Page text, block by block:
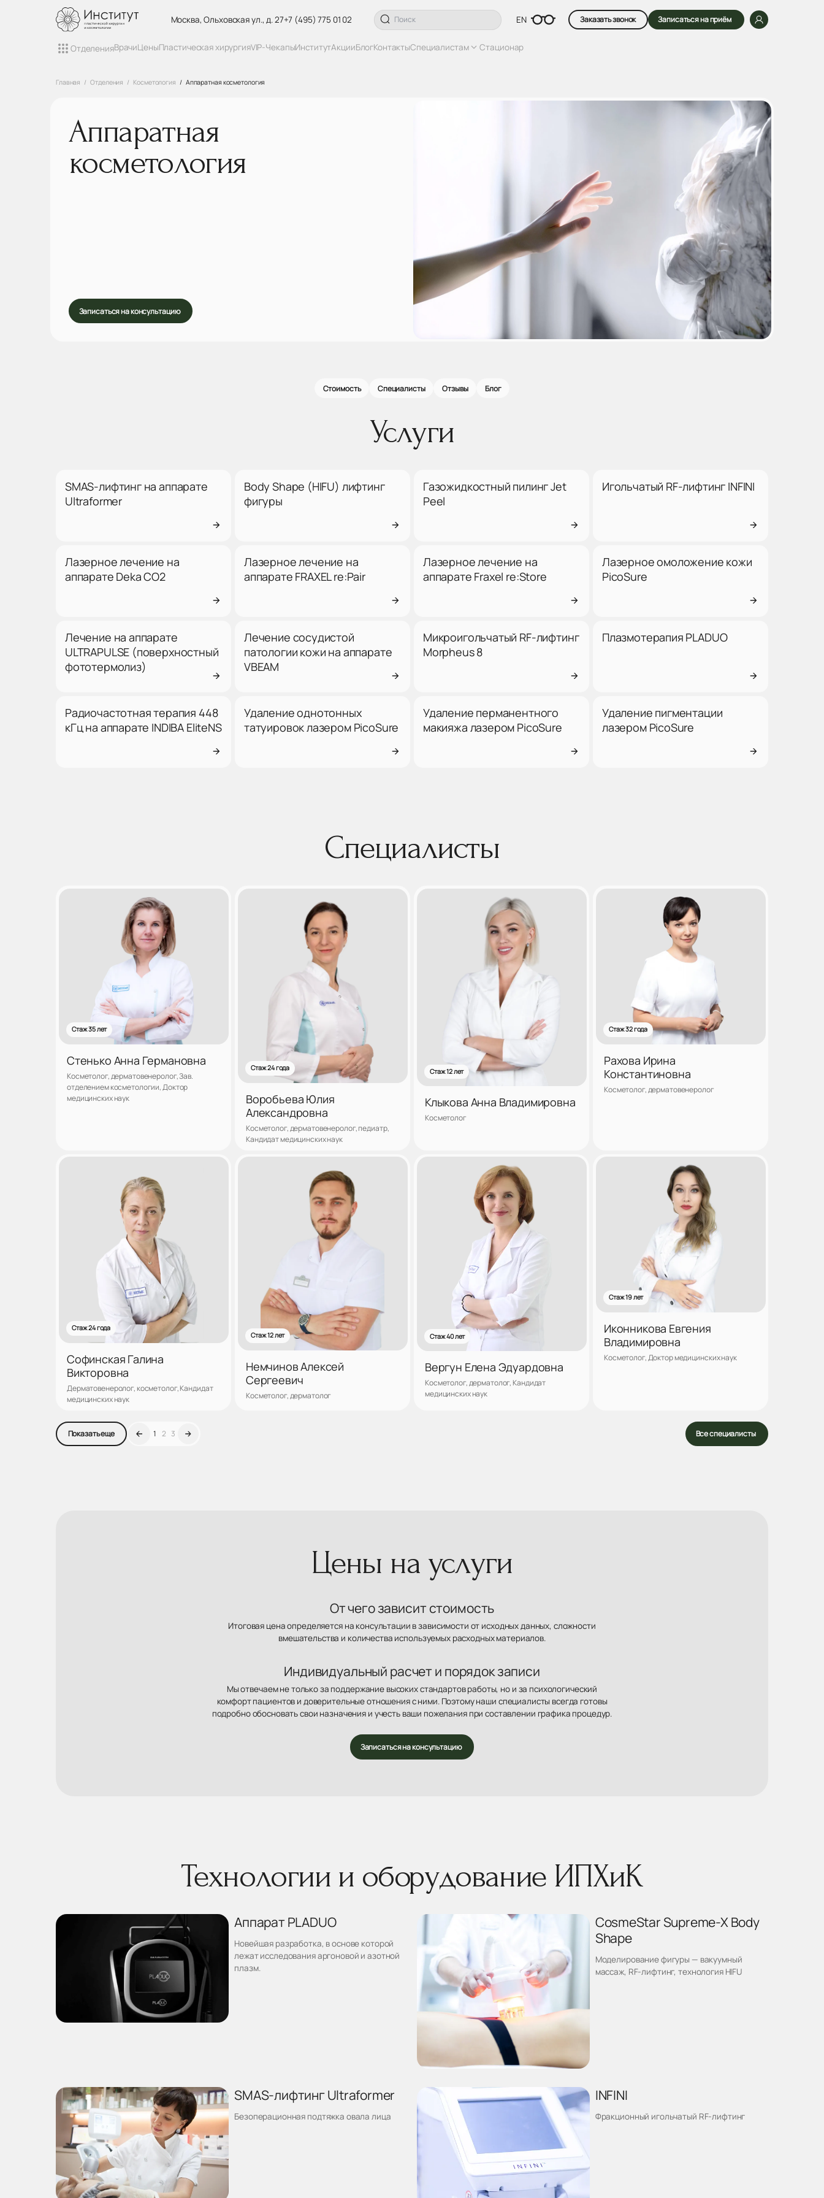
Москва, Ольховская ул., д. 27+7 (495) 775 01 02 EN Заказать звонок Записаться на приём
ОтделенияВрачиЦеныПластическая хирургияVIP-ЧекапыИнститутАкцииБлогКонтактыСпециалистам Стационар
Главная Отделения Косметология Аппаратная косметология
Аппаратная
косметология
Записаться на консультацию
Стоимость Специалисты Отзывы Блог
Услуги
SMAS-лифтинг на аппарате
Ultraformer
Body Shape (HIFU) лифтинг
фигуры
Газожидкостный пилинг Jet
Peel
Игольчатый RF-лифтинг INFINI
Лазерное лечение на
аппарате Deka CO2
Лазерное лечение на
аппарате FRAXEL re:Pair
Лазерное лечение на
аппарате Fraxel re:Store
Лазерное омоложение кожи
PicoSure
Лечение на аппарате
ULTRAPULSE (поверхностный
фототермолиз)
Лечение сосудистой
патологии кожи на аппарате
VBEAM
Микроигольчатый RF-лифтинг
Morpheus 8
Плазмотерапия PLADUO
Радиочастотная терапия 448
кГц на аппарате INDIBA EliteNS
Удаление однотонных
татуировок лазером PicoSure
Удаление перманентного
макияжа лазером PicoSure
Удаление пигментации
лазером PicoSure
Специалисты
Стаж 35 лет
Стенько Анна Германовна
Косметолог, дерматовенеролог, Зав.
отделением косметологии, Доктор
медицинских наук
Стаж 24 года
Воробьева Юлия
Александровна
Косметолог, дерматовенеролог, педиатр,
Кандидат медицинских наук
Стаж 12 лет
Клыкова Анна Владимировна
Косметолог
Стаж 32 года
Рахова Ирина
Константиновна
Косметолог, дерматовенеролог
Стаж 24 года
Софинская Галина
Викторовна
Дерматовенеролог, косметолог, Кандидат
медицинских наук
Стаж 12 лет
Немчинов Алексей
Сергеевич
Косметолог, дерматолог
Стаж 40 лет
Вергун Елена Эдуардовна
Косметолог, дерматолог, Кандидат
медицинских наук
Стаж 19 лет
Иконникова Евгения
Владимировна
Косметолог, Доктор медицинских наук
Записаться
Показать еще
1 2 3 Все специалисты
Цены на услуги
От чего зависит стоимость
Итоговая цена определяется на консультации в зависимости от исходных данных, сложности
вмешательства и количества используемых расходных материалов.
Индивидуальный расчет и порядок записи
Мы отвечаем не только за поддержание высоких стандартов работы, но и за психологический
комфорт пациентов и доверительные отношения с ними. Поэтому наши специалисты всегда готовы
подробно обосновать свои назначения и учесть ваши пожелания при составлении графика процедур.
Записаться на консультацию
Технологии и оборудование ИПХиК
Аппарат PLADUO
Новейшая разработка, в основе которой
лежат исследования аргоновой и азотной
плазм.
CosmeStar Supreme-X Body
Shape
Моделирование фигуры — вакуумный
массаж, RF-лифтинг, технология HIFU
SMAS-лифтинг Ultraformer
Безоперационная подтяжка овала лица
INFINI
Фракционный игольчатый RF-лифтинг